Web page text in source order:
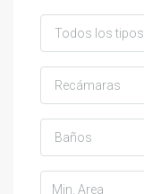
Todos los tipos
Recámaras
Baños